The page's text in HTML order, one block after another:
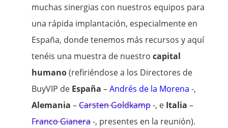
muchas sinergias con nuestros equipos para
una rápida implantación, especialmente en
España, donde tenemos más recursos y aquí
tenéis una muestra de nuestrocapital
humano(refiriéndose a los Directores de
BuyVIP de España –Andrés de la Morena-,
Alemania –Carsten Goldkamp-, e Italia –
Franco Gianera-, presentes en la reunión).